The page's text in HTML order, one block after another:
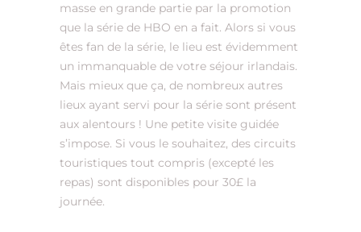
masse en grande partie par la promotion
que la série de HBO en a fait. Alors si vous
êtes fan de la série, le lieu est évidemment
un immanquable de votre séjour irlandais.
Mais mieux que ça, de nombreux autres
lieux ayant servi pour la série sont présent
aux alentours ! Une petite visite guidée
s’impose. Si vous le souhaitez, des circuits
touristiques tout compris (excepté les
repas) sont disponibles pour 30£ la
journée.